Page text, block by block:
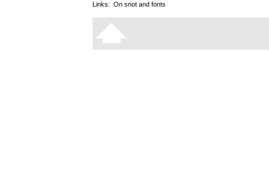
Links: On snot and fonts